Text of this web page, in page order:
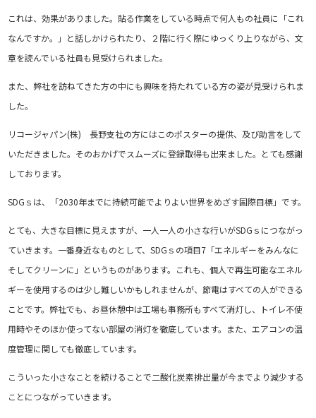
これは、効果がありました。貼る作業をしている時点で何人もの社員に「これ
なんですか。」と話しかけられたり、２階に行く際にゆっくり上りながら、文
章を読んでいる社員も見受けられました。
また、弊社を訪ねてきた方の中にも興味を持たれている方の姿が見受けられま
した。
リコージャパン(株) 長野支社の方にはこのポスターの提供、及び助言をして
いただきました。そのおかげでスムーズに登録取得も出来ました。とても感謝
しております。
SDGｓは、「2030年までに持続可能でよりよい世界をめざす国際目標」です。
とても、大きな目標に見えますが、一人一人の小さな行いがSDGｓにつながっ
ていきます。一番身近なものとして、SDGｓの項目7「エネルギーをみんなに
そしてクリーンに」というものがあります。これも、個人で再生可能なエネル
ギーを使用するのは少し難しいかもしれませんが、節電はすべての人ができる
ことです。弊社でも、お昼休憩中は工場も事務所もすべて消灯し、トイレ不使
用時やそのほか使ってない部屋の消灯を徹底しています。また、エアコンの温
度管理に関しても徹底しています。
こういった小さなことを続けることで二酸化炭素排出量が今までより減少する
ことにつながっていきます。